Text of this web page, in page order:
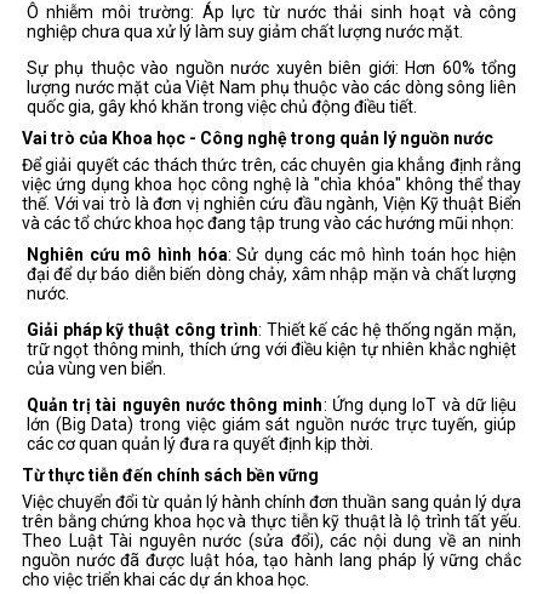
Ô nhiễm môi trường: Áp lực từ nước thải sinh hoạt và công
nghiệp chưa qua xử lý làm suy giảm chất lượng nước mặt.
Sự phụ thuộc vào nguồn nước xuyên biên giới: Hơn 60% tổng
lượng nước mặt của Việt Nam phụ thuộc vào các dòng sông liên
quốc gia, gây khó khăn trong việc chủ động điều tiết.
Vai trò của Khoa học - Công nghệ trong quản lý nguồn nước
Để giải quyết các thách thức trên, các chuyên gia khẳng định rằng
việc ứng dụng khoa học công nghệ là "chìa khóa" không thể thay
thế. Với vai trò là đơn vị nghiên cứu đầu ngành, Viện Kỹ thuật Biển
và các tổ chức khoa học đang tập trung vào các hướng mũi nhọn:
Nghiên cứu mô hình hóa: Sử dụng các mô hình toán học hiện
đại để dự báo diễn biến dòng chảy, xâm nhập mặn và chất lượng
nước.
Giải pháp kỹ thuật công trình: Thiết kế các hệ thống ngăn mặn,
trữ ngọt thông minh, thích ứng với điều kiện tự nhiên khắc nghiệt
của vùng ven biển.
Quản trị tài nguyên nước thông minh: Ứng dụng IoT và dữ liệu
lớn (Big Data) trong việc giám sát nguồn nước trực tuyến, giúp
các cơ quan quản lý đưa ra quyết định kịp thời.
Từ thực tiễn đến chính sách bền vững
Việc chuyển đổi từ quản lý hành chính đơn thuần sang quản lý dựa
trên bằng chứng khoa học và thực tiễn kỹ thuật là lộ trình tất yếu.
Theo Luật Tài nguyên nước (sửa đổi), các nội dung về an ninh
nguồn nước đã được luật hóa, tạo hành lang pháp lý vững chắc
cho việc triển khai các dự án khoa học.